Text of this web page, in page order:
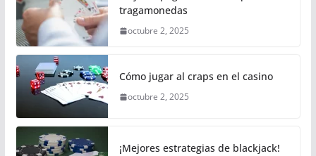
tragamonedas
octubre 2, 2025
Cómo jugar al craps en el casino
octubre 2, 2025
¡Mejores estrategias de blackjack!